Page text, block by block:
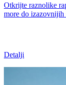
Otkrijte raznolike
more do izazovnijih
Detalji